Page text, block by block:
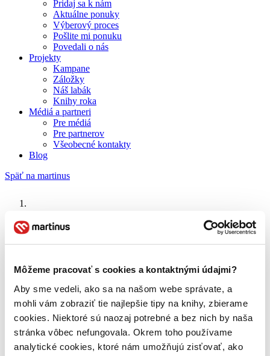
Môžeme pracovať s cookies a kontaktnými údajmi?
Aby sme vedeli, ako sa na našom webe správate, a
mohli vám zobraziť tie najlepšie tipy na knihy, zbierame
cookies. Niektoré sú naozaj potrebné a bez nich by naša
stránka vôbec nefungovala. Okrem toho používame
analytické cookies, ktoré nám umožňujú zisťovať, ako
Pridaj sa k nám
Aktuálne ponuky
Výberový proces
Pošlite mi ponuku
Povedali o nás
Projekty
Kampane
Záložky
Náš labák
Knihy roka
Médiá a partneri
Pre médiá
Pre partnerov
Všeobecné kontakty
Blog
Späť na martinus
Dobrodružstvá pána Peabodyho a Shermana
Náš príbeh
Náš zmysel
Galéria Martinusu
Zodpovednosť
Sme B Corp
Pomáhame ďalej